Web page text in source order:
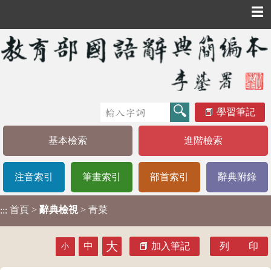
☰
學習筆記
基本檢索 進階檢索
注音索引 筆畫索引 部首索引 辭典附錄
::: 首頁 > 辭典檢視 > 青菜
小 中 大 加入筆記 列 印